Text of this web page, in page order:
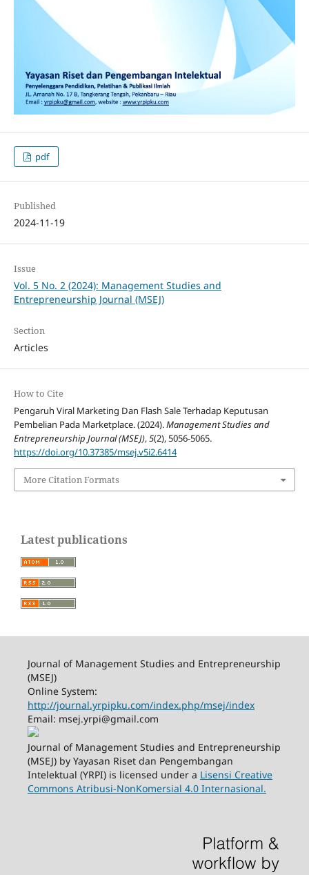
pdf
Published
2024-11-19
Issue
Vol. 5 No. 2 (2024): Management Studies and
Entrepreneurship Journal (MSEJ)
Section
Articles
How to Cite
Pengaruh Viral Marketing Dan Flash Sale Terhadap Keputusan
Pembelian Pada Marketplace. (2024).Management Studies and
Entrepreneurship Journal (MSEJ),5(2), 5056-5065.
https://doi.org/10.37385/msej.v5i2.6414
More Citation Formats
Latest publications
Journal of Management Studies and Entrepreneurship
(MSEJ)
Online System:
http://journal.yrpipku.com/index.php/msej/index
Email: msej.yrpi@gmail.com
Journal of Management Studies and Entrepreneurship
(MSEJ) by Yayasan Riset dan Pengembangan
Intelektual (YRPI) is licensed under a Lisensi Creative
Commons Atribusi-NonKomersial 4.0 Internasional.